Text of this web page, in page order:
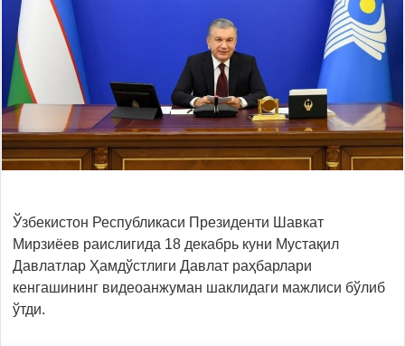
Ўзбекистон Республикаси Президенти Шавкат
Мирзиёев раислигида 18 декабрь куни Мустақил
Давлатлар Ҳамдўстлиги Давлат раҳбарлари
кенгашининг видеоанжуман шаклидаги мажлиси бўлиб
ўтди.